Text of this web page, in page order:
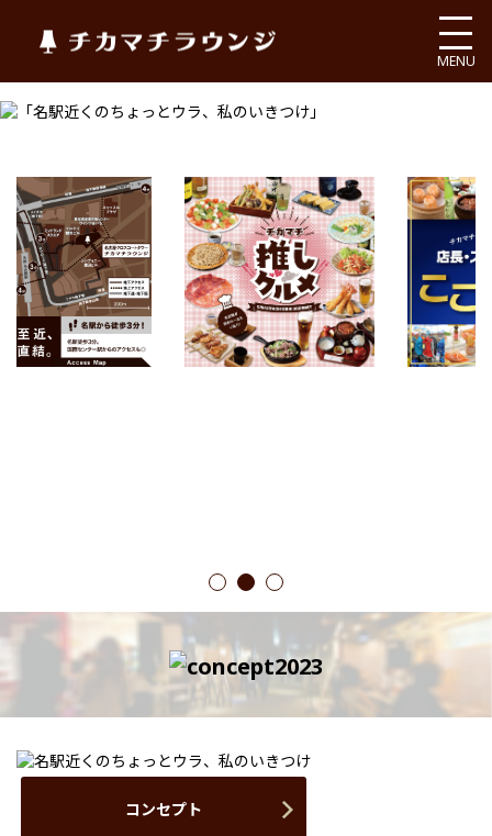
チカマチラウンジ
MENU
1 2 3
コンセプト